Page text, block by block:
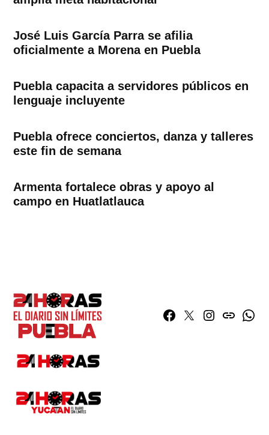
José Luis García Parra se afilia
oficialmente a Morena en Puebla
Puebla capacita a servidores públicos en
lenguaje incluyente
Puebla ofrece conciertos, danza y talleres
este fin de semana
Armenta fortalece obras y apoyo al
campo en Huatlatlauca
Facebook
TwitterInstagram
issuu